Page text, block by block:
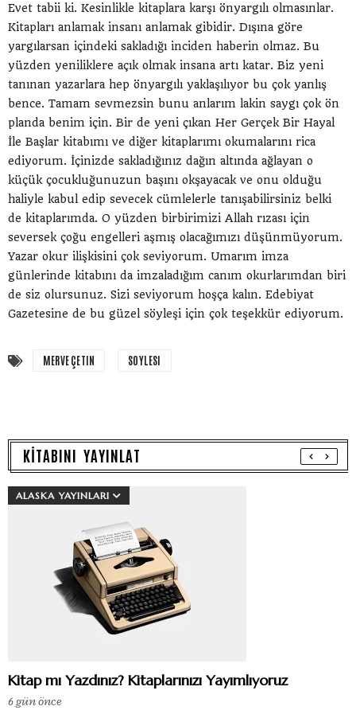
Evet tabii ki. Kesinlikle kitaplara karşı önyargılı olmasınlar.
Kitapları anlamak insanı anlamak gibidir. Dışına göre
yargılarsan içindeki sakladığı inciden haberin olmaz. Bu
yüzden yeniliklere açık olmak insana artı katar. Biz yeni
tanınan yazarlara hep önyargılı yaklaşılıyor bu çok yanlış
bence. Tamam sevmezsin bunu anlarım lakin saygı çok ön
planda benim için. Bir de yeni çıkan Her Gerçek Bir Hayal
İle Başlar kitabımı ve diğer kitaplarımı okumalarını rica
ediyorum. İçinizde sakladığınız dağın altında ağlayan o
küçük çocukluğunuzun başını okşayacak ve onu olduğu
haliyle kabul edip sevecek cümlelerle tanışabilirsiniz belki
de kitaplarımda. O yüzden birbirimizi Allah rızası için
seversek çoğu engelleri aşmış olacağımızı düşünmüyorum.
Yazar okur ilişkisini çok seviyorum. Umarım imza
günlerinde kitabını da imzaladığım canım okurlarımdan biri
de siz olursunuz. Sizi seviyorum hoşça kalın. Edebiyat
Gazetesine de bu güzel söyleşi için çok teşekkür ediyorum.
MERVE ÇETIN SOYLESI
KİTABINI YAYINLAT
ALASKA YAYINLARI
Kitap mı Yazdınız? Kitaplarınızı Yayımlıyoruz
6 gün önce